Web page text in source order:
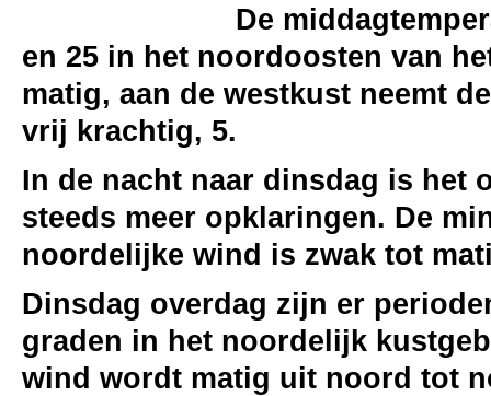
De
en 25 in het noordoosten van
matig, aan de westkust neemt
vrij krachtig, 5.
In de nacht naar dinsdag is het
steeds meer opklaringen. De
noordelijke wind is zwak tot
Dinsdag overdag zijn er
graden in het noordelijk
wind wordt matig uit noord tot